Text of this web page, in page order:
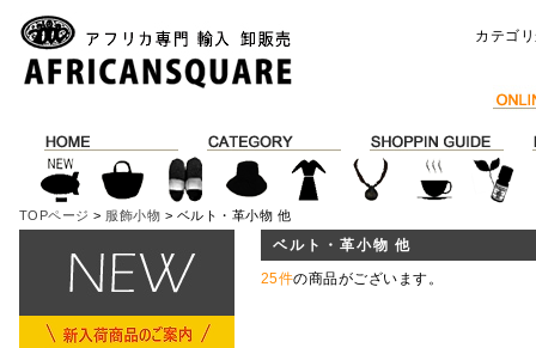
カテゴ
TOPページ > 服飾小物 > ベルト・革小物 他
ベルト・革小物 他
25件の商品がございます。